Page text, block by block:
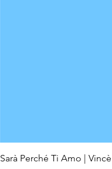
Sarà Perché Ti Amo |